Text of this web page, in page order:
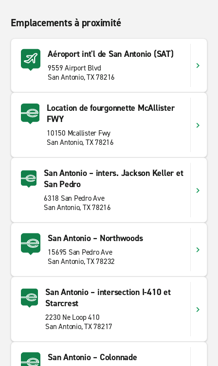
Emplacements à proximité
Aéroport int'l de San Antonio (SAT)
9559 Airport Blvd
San Antonio, TX 78216
Location de fourgonnette McAllister
FWY
10150 Mcallister Fwy
San Antonio, TX 78216
San Antonio – inters. Jackson Keller et
San Pedro
6318 San Pedro Ave
San Antonio, TX 78216
San Antonio – Northwoods
15695 San Pedro Ave
San Antonio, TX 78232
San Antonio – intersection I-410 et
Starcrest
2230 Ne Loop 410
San Antonio, TX 78217
San Antonio – Colonnade